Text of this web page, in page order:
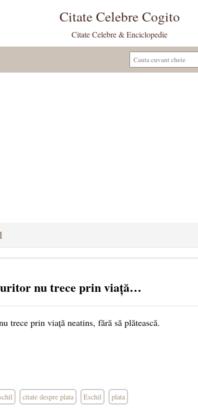
Citate Celebre Cogito
Citate Celebre & Enciclopedie
nu trece prin viață…
trece prin viață neatins, fără să plătească.
citate despre plata Eschil plata